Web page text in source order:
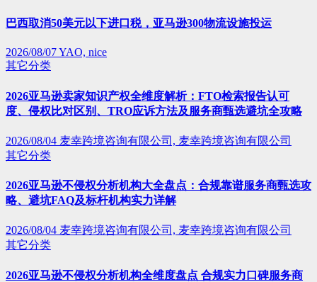
巴西取消50美元以下进口税，亚马逊300物流设施投运
2026/08/07YAO, nice
其它分类
2026亚马逊卖家知识产权全维度解析：FTO检索报告认可
度、侵权比对区别、TRO应诉方法及服务商甄选避坑全攻略
2026/08/04 麦幸跨境咨询有限公司, 麦幸跨境咨询有限公司
其它分类
2026亚马逊不侵权分析机构大全盘点：合规靠谱服务商甄选攻
略、避坑FAQ及标杆机构实力详解
2026/08/04 麦幸跨境咨询有限公司, 麦幸跨境咨询有限公司
其它分类
2026亚马逊不侵权分析机构全维度盘点 合规实力口碑服务商